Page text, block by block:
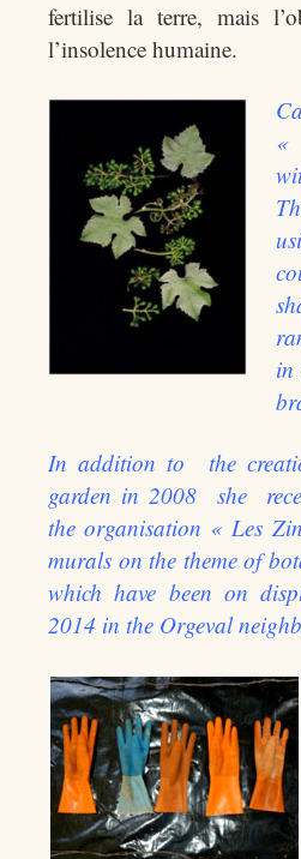
fertilise la terre, mais
l’insolence humaine.
«
in
In addition to the
garden in 2008 she
the organisation « Les
murals on the theme of
which have been on
2014 in the Orgeval